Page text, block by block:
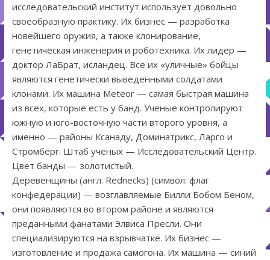
исследовательский институт использует довольно
своеобразную практику. Их бизнес — разработка
новейшего оружия, а также клонирование,
генетическая инженерия и роботехника. Их лидер —
доктор ЛаБрат, исландец. Все их «уличные» бойцы
являются генетически выведенными солдатами
клонами. Их машина Meteor — самая быстрая машина
из всех, которые есть у банд. Ученые контролируют
южную и юго-восточную части второго уровня, а
именно — районы Ксанаду, Доминатрикс, Ларго и
Стромберг. Штаб учёных — Исследовательский Центр.
Цвет банды — золотистый.
Деревенщины (англ. Rednecks) (символ: флаг
конфедерации) — возглавляемые Билли Бобом Беном,
они появляются во втором районе и являются
преданными фанатами Элвиса Пресли. Они
специализируются на взрывчатке. Их бизнес —
изготовление и продажа самогона. Их машина — синий